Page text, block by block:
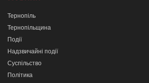
Тернопіль
Тернопільщина
Події
Надзвичайні події
Суспільство
Політика